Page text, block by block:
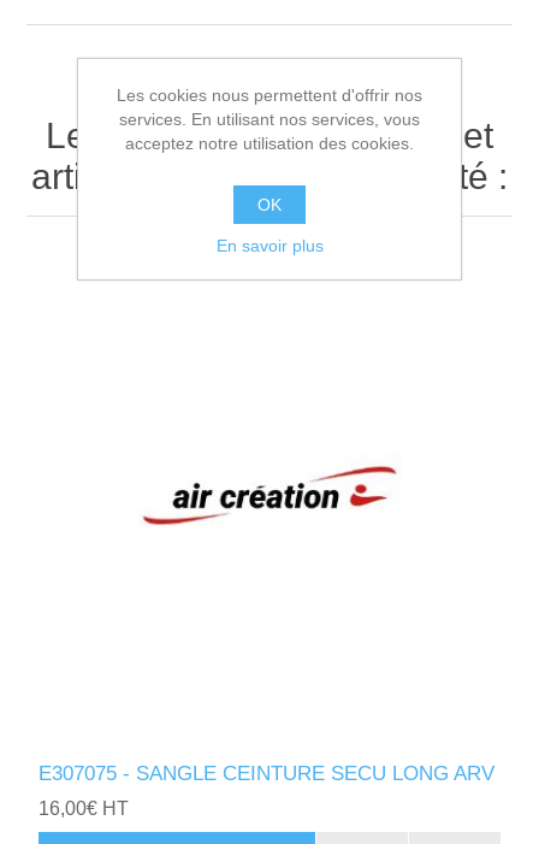
Les clients ayant acheté cet
article ont également acheté :
E307075 - SANGLE CEINTURE SECU LONG ARV
16,00€ HT
Les cookies nous permettent d'offrir nos
services. En utilisant nos services, vous
acceptez notre utilisation des cookies.
OK
En savoir plus